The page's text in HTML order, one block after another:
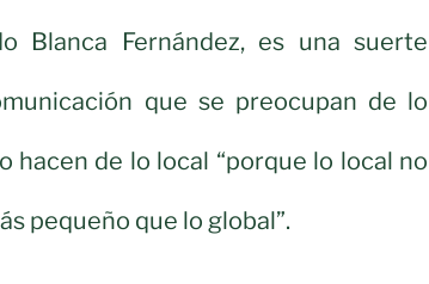
Blanca Fernández, es una suerte
que se preocupan de lo
hacen de lo local “porque lo local no
pequeño que lo global”.